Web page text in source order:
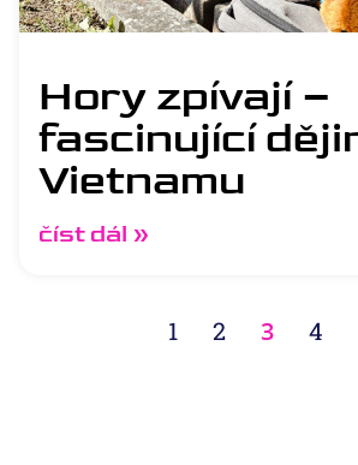
Hory zpívají –
fascinující
Vietnamu
číst dál »
1 2 3 4